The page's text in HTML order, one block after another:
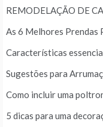
REMODELAÇÃO DE
As 6 Melhores Prendas
Características
Sugestões para
Como incluir uma
5 dicas para uma